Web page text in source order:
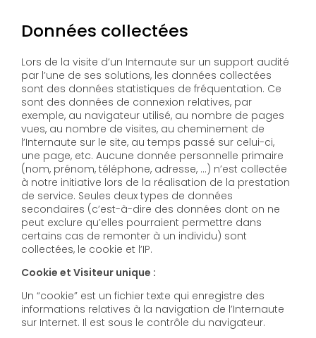
Données collectées
Lors de la visite d’un Internaute sur un support audité
par l’une de ses solutions, les données collectées
sont des données statistiques de fréquentation. Ce
sont des données de connexion relatives, par
exemple, au navigateur utilisé, au nombre de pages
vues, au nombre de visites, au cheminement de
l’Internaute sur le site, au temps passé sur celui-ci,
une page, etc. Aucune donnée personnelle primaire
(nom, prénom, téléphone, adresse, …) n’est collectée
à notre initiative lors de la réalisation de la prestation
de service. Seules deux types de données
secondaires (c’est-à-dire des données dont on ne
peut exclure qu’elles pourraient permettre dans
certains cas de remonter à un individu) sont
collectées, le cookie et l’IP.
Cookie et Visiteur unique :
Un “cookie” est un fichier texte qui enregistre des
informations relatives à la navigation de l’Internaute
sur Internet. Il est sous le contrôle du navigateur.